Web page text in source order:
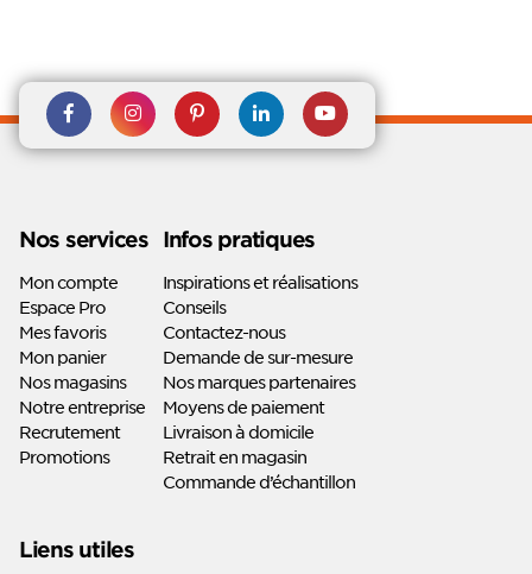
Rejoignez nous sur Facebook
Suivez-nous sur
Instagram
Suivez-nous sur
Pinterest
Suivez-
nous sur
Suivez-
nous sur
Nos services
Mon compte
Espace Pro
Mes favoris
Mon panier
Nos magasins
Notre entreprise
Recrutement
Promotions
Infos pratiques
Inspirations et réalisations
Conseils
Contactez-nous
Demande de sur-mesure
Nos marques partenaires
Moyens de paiement
Livraison à domicile
Retrait en magasin
Commande d’échantillon
Liens utiles